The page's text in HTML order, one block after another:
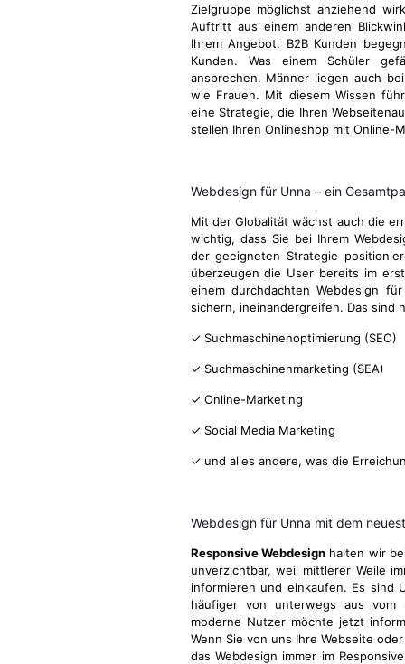
Zielgruppe möglichst anziehend
Auftritt aus einem anderen
Ihrem Angebot. B2B Kunden
Kunden. Was einem Schüler
ansprechen. Männer liegen auch
wie Frauen. Mit diesem Wissen
eine Strategie, die Ihren
stellen Ihren Onlineshop mit Online-
Webdesign für Unna – ein
Mit der Globalität wächst auch die
wichtig, dass Sie bei Ihrem
der geeigneten Strategie
überzeugen die User bereits im
einem durchdachten Webdesign
sichern, ineinandergreifen. Das sind
✓ Suchmaschinenoptimierung (SEO)
✓ Suchmaschinenmarketing (SEA)
✓ Online-Marketing
✓ Social Media Marketing
✓ und alles andere, was die
Webdesign für Unna mit dem
Responsive Webdesignhalten wir
unverzichtbar, weil mittlerer Weile
informieren und einkaufen. Es sind
häufiger von unterwegs aus vom
moderne Nutzer möchte jetzt
Wenn Sie von uns Ihre Webseite
das Webdesign immer im